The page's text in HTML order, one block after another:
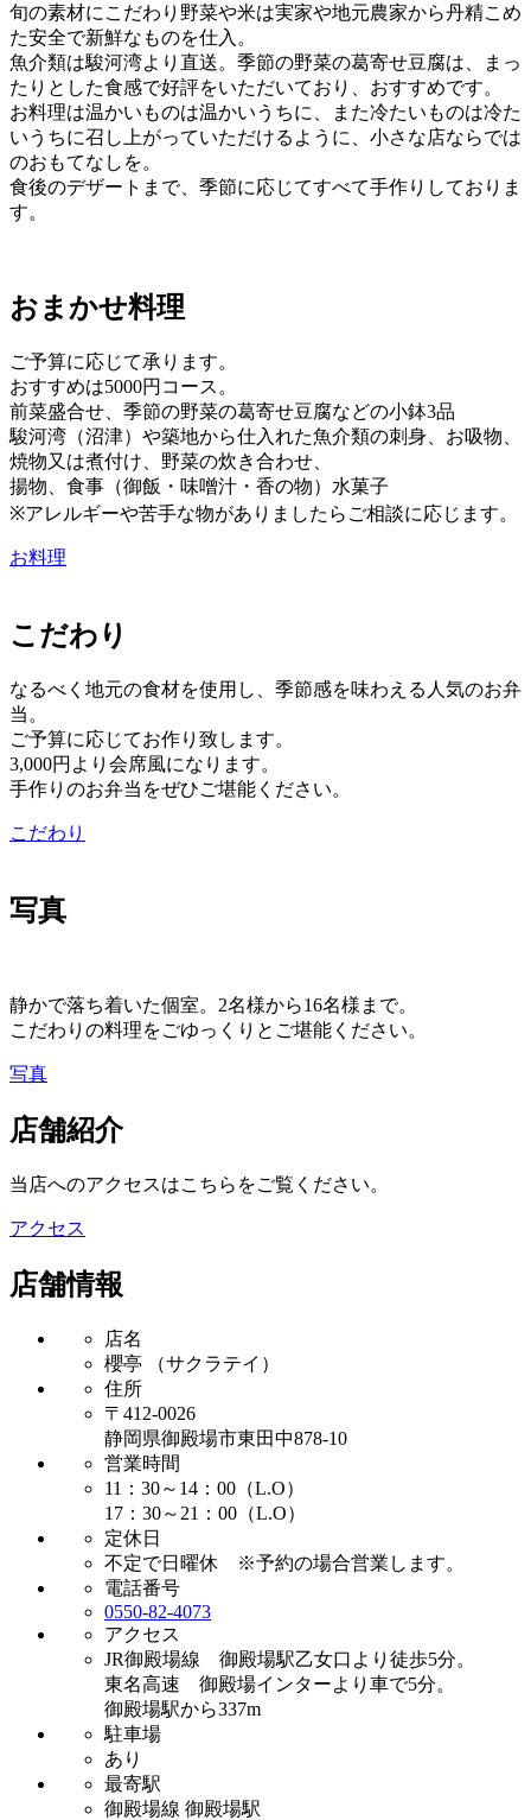
旬の素材にこだわり野菜や米は実家や地元農家から丹精こめ
た安全で新鮮なものを仕入。
魚介類は駿河湾より直送。季節の野菜の葛寄せ豆腐は、まっ
たりとした食感で好評をいただいており、おすすめです。
お料理は温かいものは温かいうちに、また冷たいものは冷た
いうちに召し上がっていただけるように、小さな店ならでは
のおもてなしを。
食後のデザートまで、季節に応じてすべて手作りしておりま
す。
おまかせ料理
ご予算に応じて承ります。
おすすめは5000円コース。
前菜盛合せ、季節の野菜の葛寄せ豆腐などの小鉢3品
駿河湾（沼津）や築地から仕入れた魚介類の刺身、お吸物、
焼物又は煮付け、野菜の炊き合わせ、
揚物、食事（御飯・味噌汁・香の物）水菓子
※アレルギーや苦手な物がありましたらご相談に応じます。
お料理
こだわり
なるべく地元の食材を使用し、季節感を味わえる人気のお弁
当。
ご予算に応じてお作り致します。
3,000円より会席風になります。
手作りのお弁当をぜひご堪能ください。
こだわり
写真
静かで落ち着いた個室。2名様から16名様まで。
こだわりの料理をごゆっくりとご堪能ください。
写真
店舗紹介
当店へのアクセスはこちらをご覧ください。
アクセス
店舗情報
店名
櫻亭 （サクラテイ）
住所
〒412-0026
静岡県御殿場市東田中878-10
営業時間
11：30～14：00（L.O）
17：30～21：00（L.O）
定休日
不定で日曜休 ※予約の場合営業します。
電話番号
0550-82-4073
アクセス
JR御殿場線 御殿場駅乙女口より徒歩5分。
東名高速 御殿場インターより車で5分。
御殿場駅から337m
駐車場
あり
最寄駅
御殿場線 御殿場駅